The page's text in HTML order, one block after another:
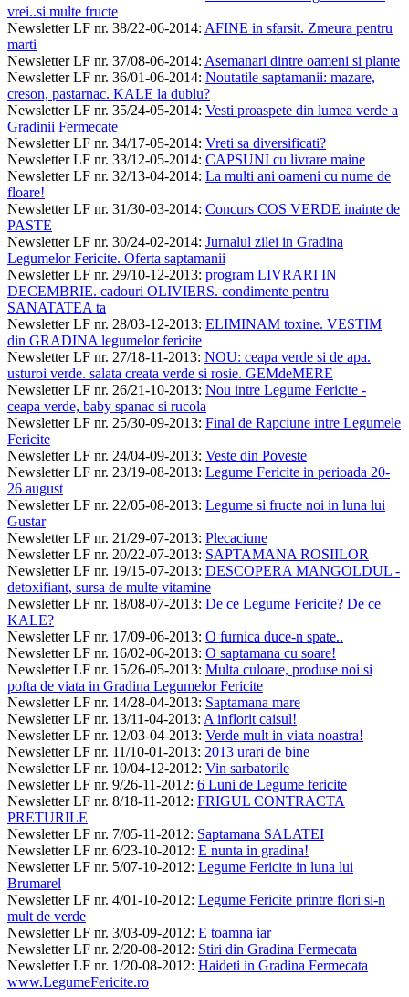
vrei..si multe fructe
Newsletter LF nr. 38/22-06-2014: AFINE in sfarsit. Zmeura pentru
marti
Newsletter LF nr. 37/08-06-2014: Asemanari dintre oameni si plante
Newsletter LF nr. 36/01-06-2014: Noutatile saptamanii: mazare,
creson, pastarnac. KALE la dublu?
Newsletter LF nr. 35/24-05-2014: Vesti proaspete din lumea verde a
Gradinii Fermecate
Newsletter LF nr. 34/17-05-2014: Vreti sa diversificati?
Newsletter LF nr. 33/12-05-2014: CAPSUNI cu livrare maine
Newsletter LF nr. 32/13-04-2014: La multi ani oameni cu nume de
floare!
Newsletter LF nr. 31/30-03-2014: Concurs COS VERDE inainte de
PASTE
Newsletter LF nr. 30/24-02-2014: Jurnalul zilei in Gradina
Legumelor Fericite. Oferta saptamanii
Newsletter LF nr. 29/10-12-2013: program LIVRARI IN
DECEMBRIE. cadouri OLIVIERS. condimente pentru
SANATATEA ta
Newsletter LF nr. 28/03-12-2013: ELIMINAM toxine. VESTIM
din GRADINA legumelor fericite
Newsletter LF nr. 27/18-11-2013: NOU: ceapa verde si de apa.
usturoi verde. salata creata verde si rosie. GEMdeMERE
Newsletter LF nr. 26/21-10-2013: Nou intre Legume Fericite -
ceapa verde, baby spanac si rucola
Newsletter LF nr. 25/30-09-2013: Final de Rapciune intre Legumele
Fericite
Newsletter LF nr. 24/04-09-2013: Veste din Poveste
Newsletter LF nr. 23/19-08-2013: Legume Fericite in perioada 20-
26 august
Newsletter LF nr. 22/05-08-2013: Legume si fructe noi in luna lui
Gustar
Newsletter LF nr. 21/29-07-2013: Plecaciune
Newsletter LF nr. 20/22-07-2013: SAPTAMANA ROSIILOR
Newsletter LF nr. 19/15-07-2013: DESCOPERA MANGOLDUL -
detoxifiant, sursa de multe vitamine
Newsletter LF nr. 18/08-07-2013: De ce Legume Fericite? De ce
KALE?
Newsletter LF nr. 17/09-06-2013: O furnica duce-n spate..
Newsletter LF nr. 16/02-06-2013: O saptamana cu soare!
Newsletter LF nr. 15/26-05-2013: Multa culoare, produse noi si
pofta de viata in Gradina Legumelor Fericite
Newsletter LF nr. 14/28-04-2013: Saptamana mare
Newsletter LF nr. 13/11-04-2013: A inflorit caisul!
Newsletter LF nr. 12/03-04-2013: Verde mult in viata noastra!
Newsletter LF nr. 11/10-01-2013: 2013 urari de bine
Newsletter LF nr. 10/04-12-2012: Vin sarbatorile
Newsletter LF nr. 9/26-11-2012: 6 Luni de Legume fericite
Newsletter LF nr. 8/18-11-2012: FRIGUL CONTRACTA
PRETURILE
Newsletter LF nr. 7/05-11-2012: Saptamana SALATEI
Newsletter LF nr. 6/23-10-2012: E nunta in gradina!
Newsletter LF nr. 5/07-10-2012: Legume Fericite in luna lui
Brumarel
Newsletter LF nr. 4/01-10-2012: Legume Fericite printre flori si-n
mult de verde
Newsletter LF nr. 3/03-09-2012: E toamna iar
Newsletter LF nr. 2/20-08-2012: Stiri din Gradina Fermecata
Newsletter LF nr. 1/20-08-2012: Haideti in Gradina Fermecata
www.LegumeFericite.ro